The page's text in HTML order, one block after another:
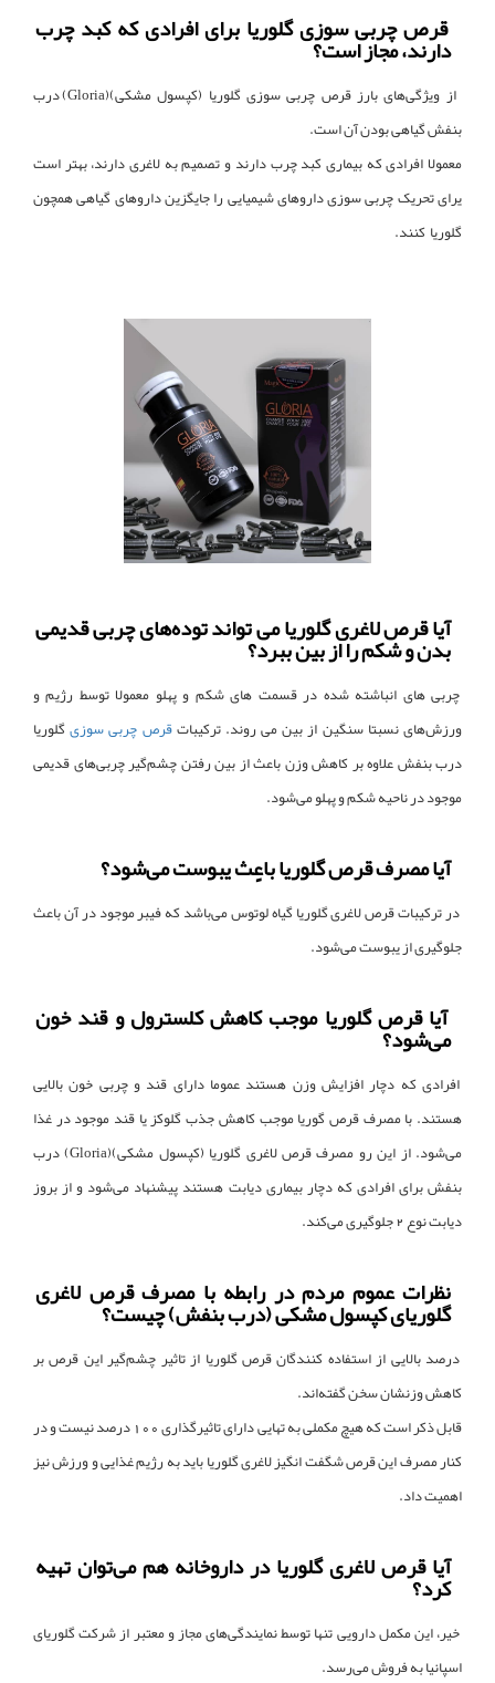
قرص چربی سوزی گلوریا برای افرادی که کبد چرب
دارند، مجاز است؟
از ویژگی‌های بارز قرص چربی سوزی گلوریا (کپسول‌ مشکی)(Gloria) درب
بنفش گیاهی بودن آن است.
معمولا افرادی که بیماری کبد چرب دارند و تصمیم به لاغری دارند، بهتر است
یرای تحریک چربی سوزی داروهای شیمیایی را جایگزین داروهای گیاهی همچون
گلوریا کنند.
آیا قرص لاغری گلوریا می تواند توده‌های چربی قدیمی
بدن و شکم را از بین ببرد؟
چربی های انباشته شده در قسمت های شکم و پهلو معمولا توسط رژیم و
ورزش‌های نسبتا سنگین از بین می روند. ترکیباتقرص چربی سوزیگلوریا
درب بنفش علاوه بر کاهش وزن باعث از بین رفتن چشم‌گیر چربی‌های قدیمی
موجود در ناحیه‌ شکم و پهلو می‌شود.
آیا مصرف قرص گلوریا باعٍث یبوست می‌شود؟
در ترکیبات قرص لاغری گلوریا گیاه لوتوس می‌باشد که فیبر موجود در آن باعث
جلوگیری از یبوست می‌شود.
آیا قرص گلوریا موجب کاهش کلسترول و قند خون
می‌شود؟
افرادی که دچار افزایش وزن هستند عموما دارای قند و چربی خون بالایی
هستند. با مصرف قرص گوریا موجب کاهش جذب گلوکز یا قند موجود در غذا
می‌شود. از این رو مصرف قرص لاغری گلوریا (کپسول‌ مشکی)(Gloria) درب
بنفش برای افرادی که دچار بیماری دیابت هستند پیشنهاد می‌شود و از بروز
دیابت نوع 2 جلوگیری می‌کند.
نظرات عموم مردم در رابطه با مصرف قرص لاغری
گلوریای کپسول مشکی (درب بنفش) چیست؟
درصد بالایی از استفاده کنندگان قرص گلوریا از تاثیر چشم‌گیر این قرص بر
کاهش وزنشان سخن گفته‌اند.
قابل ذکر است که هیچ مکملی به تهایی دارای تاثیرگذاری 100 درصد نیست و در
کنار مصرف این قرص شگفت انگیز لاغری گلوریا باید به رژیم غذایی و ورزش نیز
اهمیت داد.
آیا قرص لاغری گلوریا در داروخانه هم می‌توان تهیه
کرد؟
خیر، این مکمل دارویی تنها توسط نمایندگی‌های مجاز و معتبر از شرکت گلوریای
اسپانیا به فروش می‌رسد.